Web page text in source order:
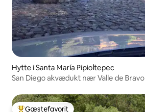
Hytte i Santa María Pipioltepec
San Diego akvædukt nær Valle de Bravo
Gæstefavorit